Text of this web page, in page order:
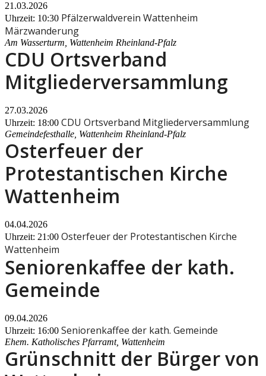
21.03.2026
Uhrzeit: 10:30 Pfälzerwaldverein Wattenheim
Märzwanderung
Am Wasserturm, Wattenheim Rheinland-Pfalz
CDU Ortsverband
Mitgliederversammlung
27.03.2026
Uhrzeit: 18:00 CDU Ortsverband Mitgliederversammlung
Gemeindefesthalle, Wattenheim Rheinland-Pfalz
Osterfeuer der
Protestantischen Kirche
Wattenheim
04.04.2026
Uhrzeit: 21:00 Osterfeuer der Protestantischen Kirche
Wattenheim
Seniorenkaffee der kath.
Gemeinde
09.04.2026
Uhrzeit: 16:00 Seniorenkaffee der kath. Gemeinde
Ehem. Katholisches Pfarramt, Wattenheim
Grünschnitt der Bürger von